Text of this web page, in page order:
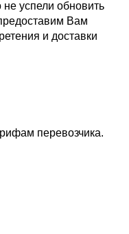
успели обновить
Вам
и доставки
перевозчика.